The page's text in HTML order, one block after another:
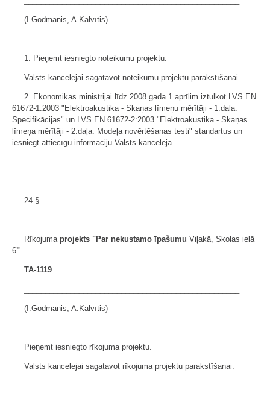
(I.Godmanis, A.Kalvītis)
1. Pieņemt iesniegto noteikumu projektu.
Valsts kancelejai sagatavot noteikumu projektu parakstīšanai.
2. Ekonomikas ministrijai līdz 2008.gada 1.aprīlim iztulkot LVS EN
61672-1:2003 "Elektroakustika - Skaņas līmeņu mērītāji - 1.daļa:
Specifikācijas" un LVS EN 61672-2:2003 "Elektroakustika - Skaņas
līmeņa mērītāji - 2.daļa: Modeļa novērtēšanas testi" standartus un
iesniegt attiecīgu informāciju Valsts kancelejā.
24.§
Rīkojuma projekts "Par nekustamo īpašumu Viļakā, Skolas ielā
6"
TA-1119
(I.Godmanis, A.Kalvītis)
Pieņemt iesniegto rīkojuma projektu.
Valsts kancelejai sagatavot rīkojuma projektu parakstīšanai.